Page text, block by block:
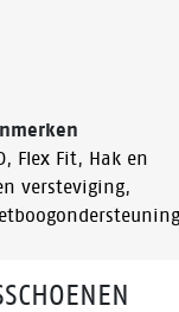
, Flex Fit, Hak en
versteviging,